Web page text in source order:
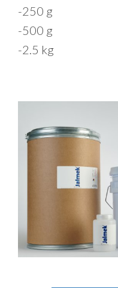
-250 g
-500 g
-2.5 kg